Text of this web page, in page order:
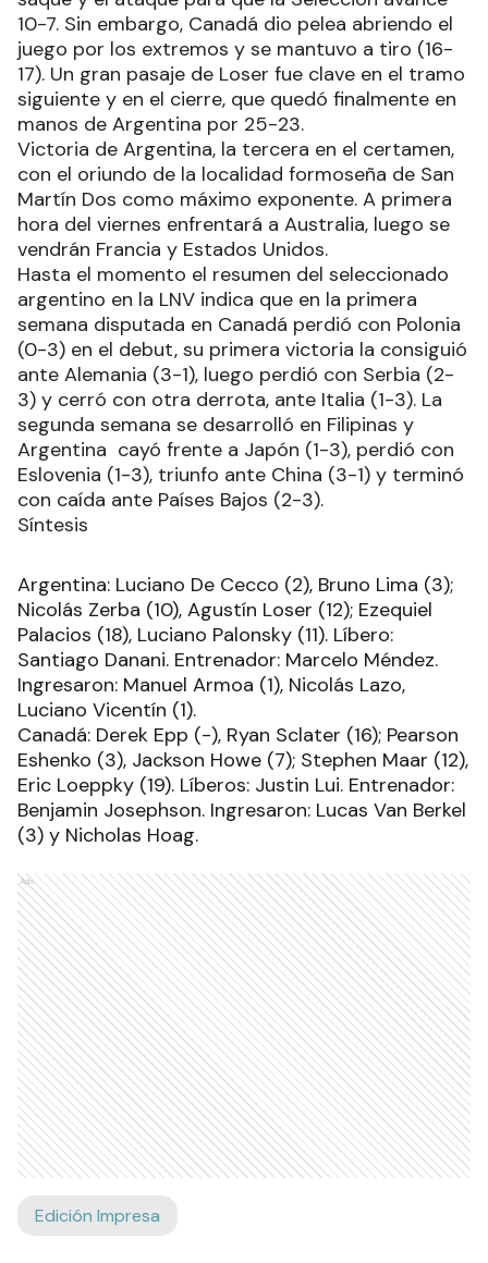
10-7. Sin embargo, Canadá dio pelea abriendo el
juego por los extremos y se mantuvo a tiro (16-
17). Un gran pasaje de Loser fue clave en el tramo
siguiente y en el cierre, que quedó finalmente en
manos de Argentina por 25-23.
Victoria de Argentina, la tercera en el certamen,
con el oriundo de la localidad formoseña de San
Martín Dos como máximo exponente. A primera
hora del viernes enfrentará a Australia, luego se
vendrán Francia y Estados Unidos.
Hasta el momento el resumen del seleccionado
argentino en la LNV indica que en la primera
semana disputada en Canadá perdió con Polonia
(0-3) en el debut, su primera victoria la consiguió
ante Alemania (3-1), luego perdió con Serbia (2-
3) y cerró con otra derrota, ante Italia (1-3). La
segunda semana se desarrolló en Filipinas y
Argentina cayó frente a Japón (1-3), perdió con
Eslovenia (1-3), triunfo ante China (3-1) y terminó
con caída ante Países Bajos (2-3).
Síntesis
Argentina: Luciano De Cecco (2), Bruno Lima (3);
Nicolás Zerba (10), Agustín Loser (12); Ezequiel
Palacios (18), Luciano Palonsky (11). Líbero:
Santiago Danani. Entrenador: Marcelo Méndez.
Ingresaron: Manuel Armoa (1), Nicolás Lazo,
Luciano Vicentín (1).
Canadá: Derek Epp (-), Ryan Sclater (16); Pearson
Eshenko (3), Jackson Howe (7); Stephen Maar (12),
Eric Loeppky (19). Líberos: Justin Lui. Entrenador:
Benjamin Josephson. Ingresaron: Lucas Van Berkel
(3) y Nicholas Hoag.
Ads
Edición Impresa